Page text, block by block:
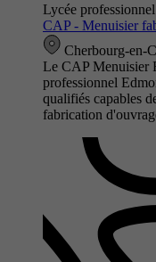
Lycée
CAP - Menuisier
Cherbourg-en-
Le CAP Menuisier
professionnel
qualifiés capables
fabrication